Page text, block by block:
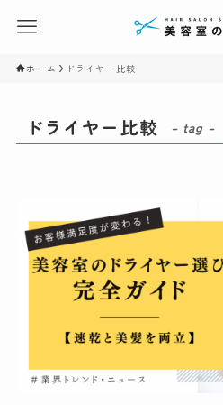
ホーム ドライヤー比較
ドライヤー比較 – tag –